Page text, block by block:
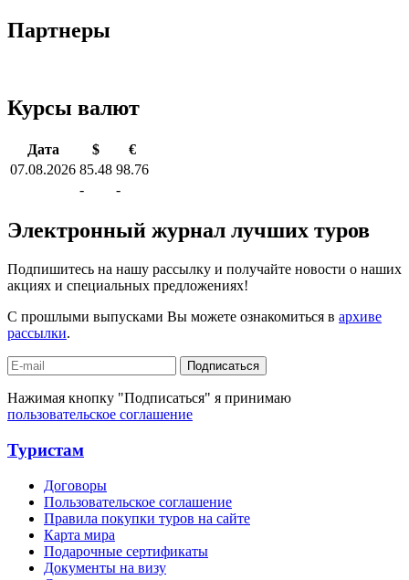
Партнеры
Курсы валют
Дата $
€
07.08.2026 85.48 98.76
-
-
Электронный журнал лучших туров
Подпишитесь на нашу рассылку и получайте новости о наших
акциях и специальных предложениях!
С прошлыми выпусками Вы можете ознакомиться в архиве
рассылки.
Подписаться
Нажимая кнопку "Подписаться" я принимаю
пользовательское соглашение
Туристам
Договоры
Пользовательское соглашение
Правила покупки туров на сайте
Карта мира
Подарочные сертификаты
Документы на визу